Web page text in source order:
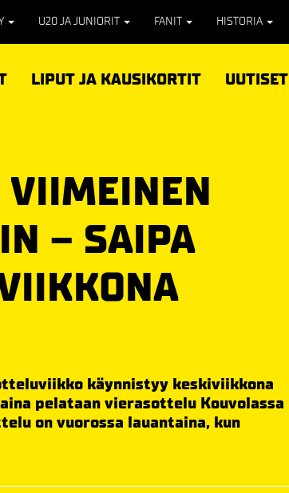
U20 JA JUNIORIT FANIT HISTORIA
LIPUT JA KAUSIKORTIT UUTISET
VIIMEINEN
– SAIPA
käynnistyy keskiviikkona
pelataan vierasottelu Kouvolassa
on vuorossa lauantaina, kun